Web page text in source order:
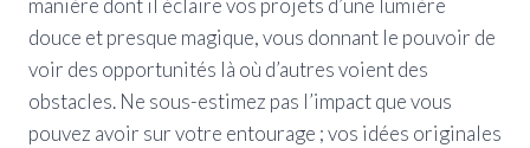
manière dont il éclaire vos projets d’une lumière
douce et presque magique, vous donnant le pouvoir de
voir des opportunités là où d’autres voient des
obstacles. Ne sous-estimez pas l’impact que vous
pouvez avoir sur votre entourage ; vos idées originales